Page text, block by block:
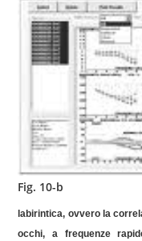
Fig. 10-b
labirintica, ovvero la
occhi, a frequenze